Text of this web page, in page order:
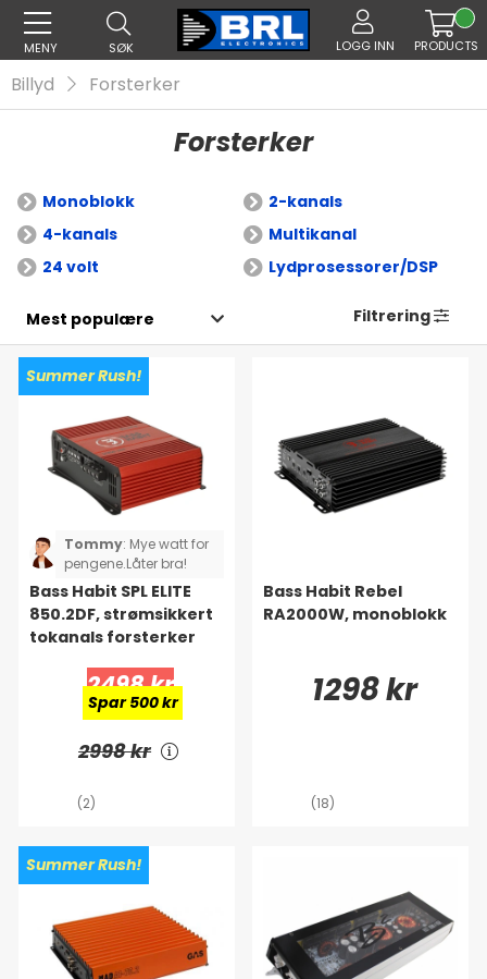
MENY SØK LOGG INN PRODUCTS
Billyd Forsterker
Forsterker
Monoblokk
2-kanals
4-kanals
Multikanal
24 volt
Lydprosessorer/DSP
Filtrering
Summer Rush!
Tommy: Mye watt for
pengene.Låter bra!
Bass Habit SPL ELITE
850.2DF, strømsikkert
tokanals forsterker
2498 kr
Spar 500 kr
2998 kr
(2)
Bass Habit Rebel
RA2000W, monoblokk
1298 kr
(18)
Summer Rush!